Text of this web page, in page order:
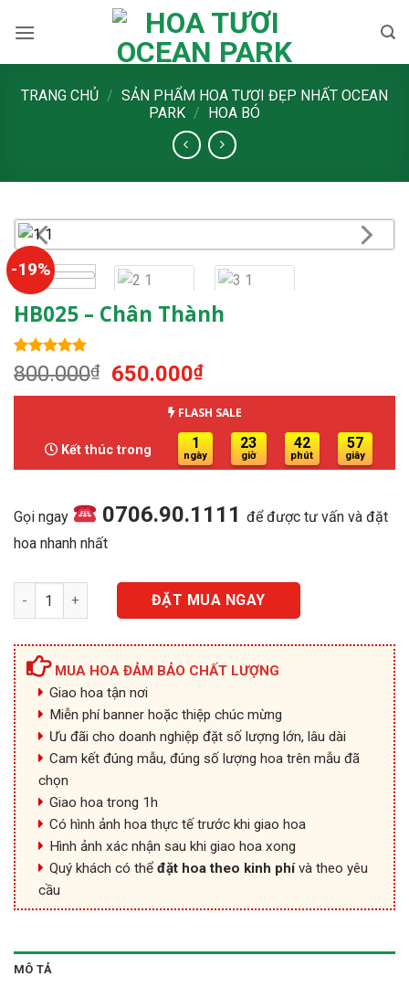
TRANG CHỦ / SẢN PHẨM HOA TƯƠI ĐẸP NHẤT OCEAN
PARK / HOA BÓ
-19%
HB025 – Chân Thành
5.00trên 5
dựa trên
1
đánh giá
800.000₫
Giá
gốc
800.000₫.
650.000₫Giá
hiện
tại
là:
650.000₫.
FLASH SALE
Kết thúc trong 1
ngày
23
giờ
42
phút
57
giây
Gọi ngay 0706.90.1111để được tư vấn và đặt
hoa nhanh nhất
HB025 - Chân Thành số lượngĐẶT MUA NGAY
MUA HOA ĐẢM BẢO CHẤT LƯỢNG
Giao hoa tận nơi
Miễn phí banner hoặc thiệp chúc mừng
Ưu đãi cho doanh nghiệp đặt số lượng lớn, lâu dài
Cam kết đúng mẫu, đúng số lượng hoa trên mẫu đã
chọn
Giao hoa trong 1h
Có hình ảnh hoa thực tế trước khi giao hoa
Hình ảnh xác nhận sau khi giao hoa xong
Quý khách có thể đặt hoa theo kinh phívà theo yêu
cầu
MÔ TẢ